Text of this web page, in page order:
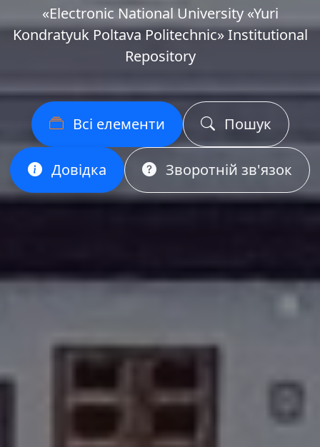
«Еlectronic National University «Yuri
Kondratyuk Poltava Politechnic» Institutional
Repository
Всі елементи Пошук
Довідка Зворотній зв'язок